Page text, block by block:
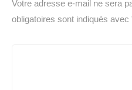
Votre adresse e-mail ne sera
obligatoires sont indiqués avec